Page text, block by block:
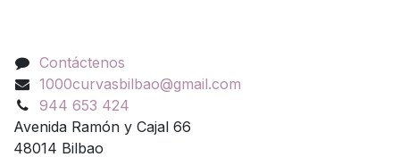
Contáctenos
1000curvasbilbao@gmail.com
944 653 424
Avenida Ramón y Cajal 66
48014 Bilbao